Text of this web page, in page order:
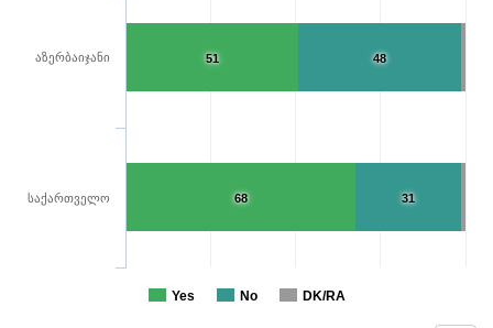
48
31
51
68
Yes No DK/RA
აზერბაიჯანი
საქართველო